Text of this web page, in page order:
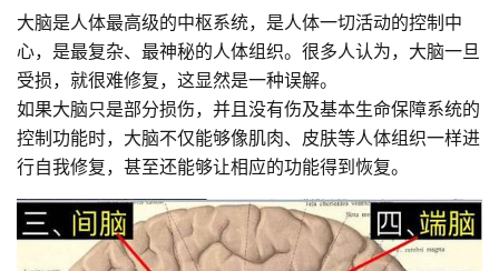
大脑是人体最高级的中枢系统，是人体一切活动的控制中
心，是最复杂、最神秘的人体组织。很多人认为，大脑一旦
受损，就很难修复，这显然是一种误解。
如果大脑只是部分损伤，并且没有伤及基本生命保障系统的
控制功能时，大脑不仅能够像肌肉、皮肤等人体组织一样进
行自我修复，甚至还能够让相应的功能得到恢复。